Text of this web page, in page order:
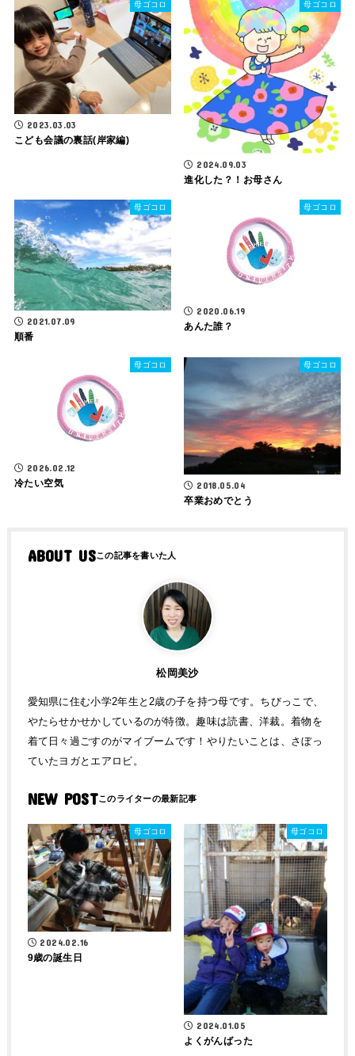
母ゴコロ
2023.03.03
こども会議の裏話(岸家編)
母ゴコロ
2024.09.03
進化した？！お母さん
母ゴコロ
2021.07.09
順番
母ゴコロ
2020.06.19
あんた誰？
母ゴコロ
2026.02.12
冷たい空気
母ゴコロ
2018.05.04
卒業おめでとう
ABOUT US
松岡美沙
愛知県に住む小学2年生と2歳の子を持つ母です。ちびっこで、
やたらせかせかしているのが特徴。趣味は読書、洋裁。着物を
着て日々過ごすのがマイブームです！やりたいことは、さぼっ
ていたヨガとエアロビ。
NEW POST
母ゴコロ
2024.02.16
9歳の誕生日
母ゴコロ
2024.01.05
よくがんばった